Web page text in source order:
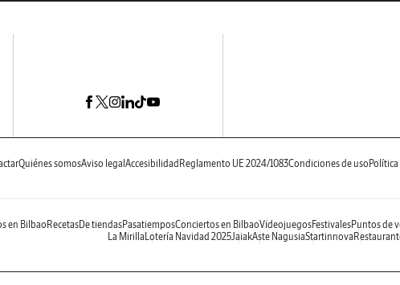
Quiénes somosAviso legal Accesibilidad Reglamento UE 2024/1083Condiciones de uso
en BilbaoRecetasDe tiendasPasatiemposConciertos en BilbaoVideojuegosFestivalesPuntos de
La Mirilla Lotería Navidad 2025JaiakAste NagusiaStartinnova